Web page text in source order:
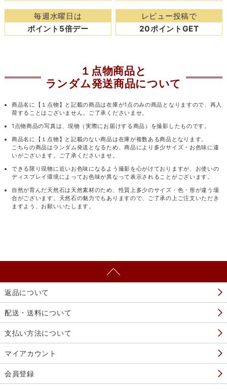
毎週水曜日は
ポイント5倍デー
レビュー投稿で
20ポイントGET
１点物商品と
ランダム発送商品について
商品名に【１点物】と記載の商品は在庫が1点のみの商品となりますので、再入
荷することはございません。ご了承くださいませ。
1点物商品の写真は、現物（実際にお届けする商品）を撮影したものです。
商品名に【１点物】と記載のない商品は在庫が複数ある商品となります。
こちらの商品はランダム発送となるため、商品により多少サイズ・お色味に違
いがございます。ご了承くださいませ。
できる限り現物に近いお色味になるよう撮影を心がけておりますが、お使いの
ディスプレイ環境によってお色味が異なって表示されることがございます。
自然が育んだ天然石は天然素材のため、性質上多少のサイズ・色・形が違う場
合がございます。天然石の魅力でもありますので、ご了承の上ご注文いただき
ますよう、お願いいたします。
返品について
配送・送料について
支払い方法について
マイアカウント
会員登録